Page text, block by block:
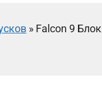
» Falcon 9 Блок